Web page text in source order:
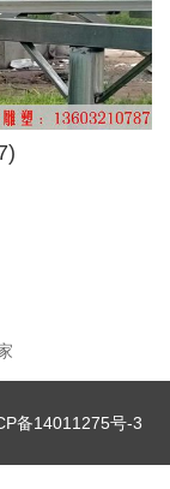
备14011275号-3